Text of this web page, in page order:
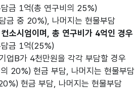
금 1억(총 연구비의 25%)
금 중 20%), 나머지는 현물부담
소시엄이며, 총 연구비가 4억인 경우
금 1억(25%)
B가 4천만원을 각각 부담할 경우
현금 부담, 나머지는 현물부담
현금 부담, 나머지는 현물부담